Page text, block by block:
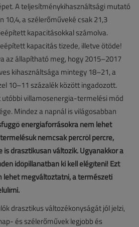
A teljesítménykihasználtsági mutató
10,4, a szélerőműveké csak 21,3
kapacitásokkal számolva.
kapacitás tizede, illetve ötöde!
az állapítható meg, hogy 2015–2017
kihasználtsága mintegy 18–21, a
10–11 százalék között ingadozott.
utóbbi villamosenergia-termelési mód
Mindez a napnál is világosabban
energiaforrásokra nem lehet
nemcsak percről percre,
is drasztikusan változik. Ugyanakkor a
időpillanatban ki kell elégíteni! Ezt
lehet megváltoztatni, a természeti
drasztikus változékonyságát jól jelzi,
és szélerőművek legjobb és